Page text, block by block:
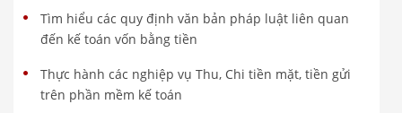
Tìm hiểu các quy định văn bản pháp luật liên quan
đến kế toán vốn bằng tiền
Thực hành các nghiệp vụ Thu, Chi tiền mặt, tiền gửi
trên phần mềm kế toán